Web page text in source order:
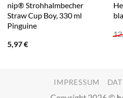
nip® Strohhalmbecher
Straw Cup Boy, 330 ml
Pinguine
5,97€
IMPRESSUM